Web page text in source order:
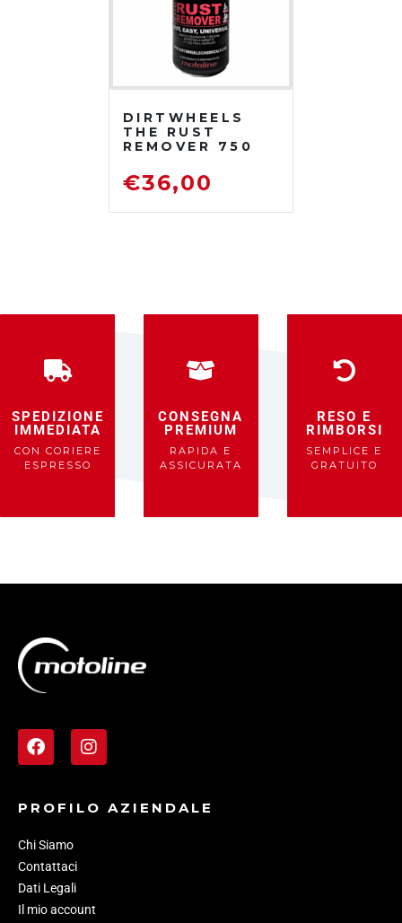
DIRTWHEELS
THE RUST
REMOVER 750
DISOSSIDANTE
RIMUOVI
€36,00
SPEDIZIONE
IMMEDIATA
CON CORIERE
ESPRESSO
CONSEGNA
PREMIUM
RAPIDA E
ASSICURATA
RESO E
RIMBORSI
SEMPLICE E
GRATUITO
PROFILO AZIENDALE
Chi Siamo
Contattaci
Dati Legali
Il mio account